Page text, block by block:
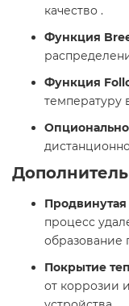
качество .
Функция
Функция
температуру
Продвинутая
процесс
образование
Покрытие
от коррозии